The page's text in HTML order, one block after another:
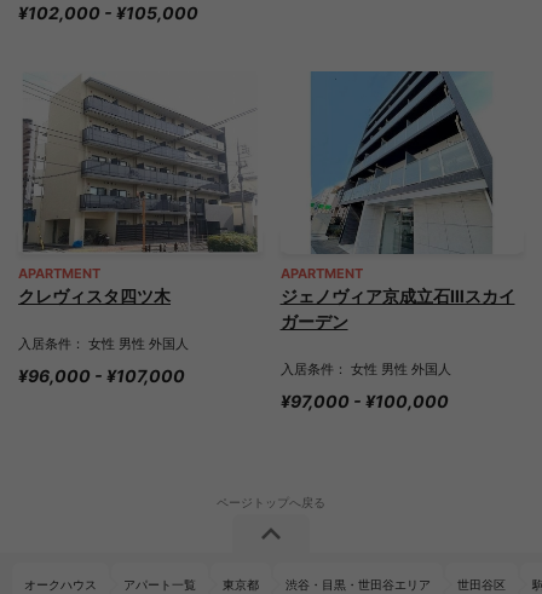
¥102,000 - ¥105,000
APARTMENT
クレヴィスタ四ツ木
入居条件： 女性 男性 外国人
¥96,000 - ¥107,000
APARTMENT
ジェノヴィア京成立石Ⅲスカイ
ガーデン
入居条件： 女性 男性 外国人
¥97,000 - ¥100,000
オークハウス アパート一覧 東京都 渋谷・目黒・世田谷エリア 世田谷区